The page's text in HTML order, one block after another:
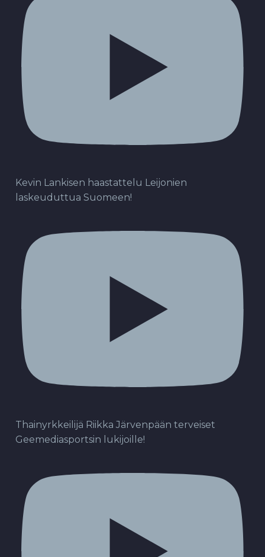
Kevin Lankisen haastattelu Leijonien
laskeuduttua Suomeen!
Thainyrkkeilijä Riikka Järvenpään terveiset
Geemediasportsin lukijoille!